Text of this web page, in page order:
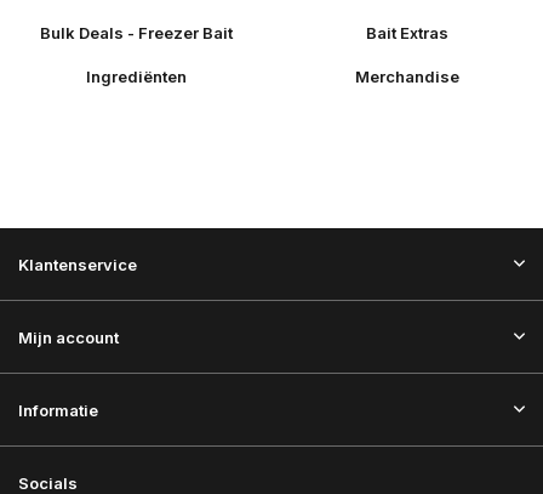
Bulk Deals - Freezer Bait Bait Extras
Ingrediënten Merchandise
Klantenservice
Mijn account
Informatie
Socials